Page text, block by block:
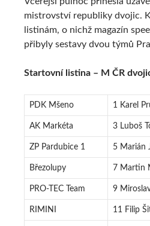
mistrovství republiky dvojic.
listinám, o nichž magazín
přibyly sestavy dvou týmů
Startovní listina – M ČR
PDK Mšeno 1 Karel
AK Markéta 3 Luboš
ZP Pardubice 1 5 Marián
Březolupy 7 Martin
PRO-TEC Team 9
RIMINI 11 Filip